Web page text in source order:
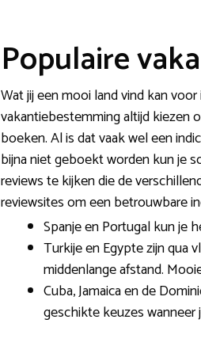
Populaire
Wat jij een mooi land vind kan
vakantiebestemming altijd kiezen
boeken. Al is dat vaak wel een
bijna niet geboekt worden kun je
reviews te kijken die de
reviewsites om een betrouwbare
Spanje en Portugal kun je
Turkije en Egypte zijn qua
middenlange afstand.
Cuba, Jamaica en de
geschikte keuzes